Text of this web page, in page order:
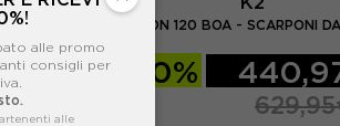
-
K2 RECON 120 BOA - SCARPONI
-30%
alle promo
consigli per
alle